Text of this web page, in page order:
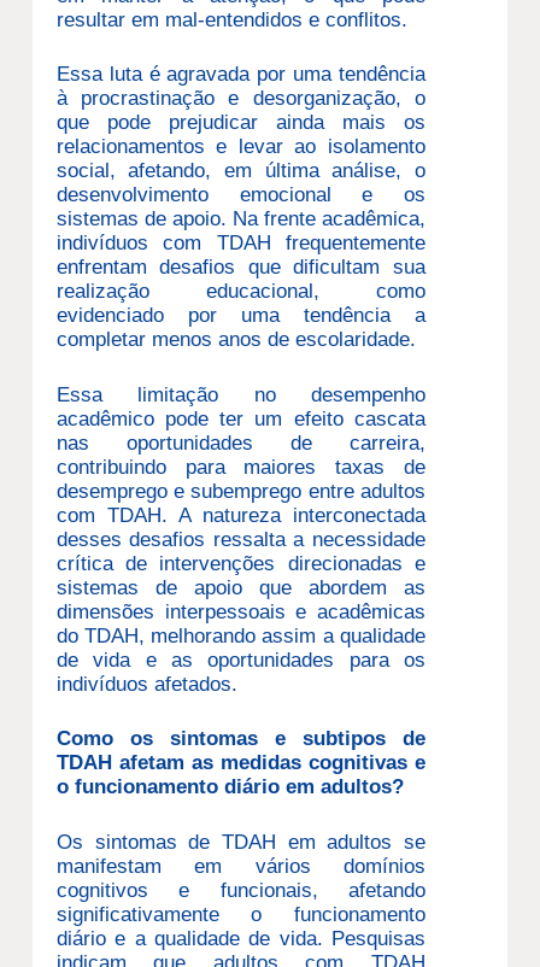
resultar em mal-entendidos e conflitos.
Essa luta é agravada por uma tendência
à procrastinação e desorganização, o
que pode prejudicar ainda mais os
relacionamentos e levar ao isolamento
social, afetando, em última análise, o
desenvolvimento emocional e os
sistemas de apoio. Na frente acadêmica,
indivíduos com TDAH frequentemente
enfrentam desafios que dificultam sua
realização educacional, como
evidenciado por uma tendência a
completar menos anos de escolaridade.
Essa limitação no desempenho
acadêmico pode ter um efeito cascata
nas oportunidades de carreira,
contribuindo para maiores taxas de
desemprego e subemprego entre adultos
com TDAH. A natureza interconectada
desses desafios ressalta a necessidade
crítica de intervenções direcionadas e
sistemas de apoio que abordem as
dimensões interpessoais e acadêmicas
do TDAH, melhorando assim a qualidade
de vida e as oportunidades para os
indivíduos afetados.
Como os sintomas e subtipos de
TDAH afetam as medidas cognitivas e
o funcionamento diário em adultos?
Os sintomas de TDAH em adultos se
manifestam em vários domínios
cognitivos e funcionais, afetando
significativamente o funcionamento
diário e a qualidade de vida. Pesquisas